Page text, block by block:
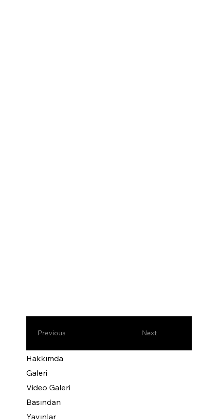
Next
Previous
Hakkımda
Galeri
Video Galeri
Basından
Yayınlar